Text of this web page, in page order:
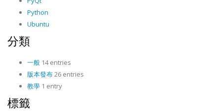
Python
Ubuntu
分類
一般 14 entries
版本發布26 entries
教學 1 entry
標籤